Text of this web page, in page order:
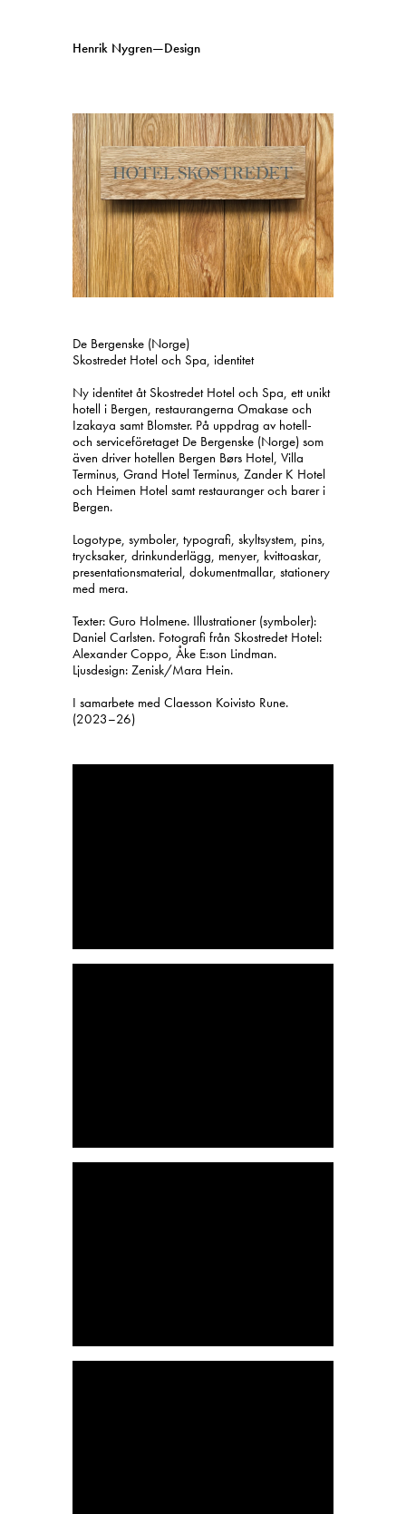
Henrik Nygren—Design
Projekt Information
1991–2026 A–Ö Pågående Sök
Svenska English
De Bergenske (Norge)
Skostredet Hotel och Spa, identitet
Ny identitet åt Skostredet Hotel och Spa, ett unikt
hotell i Bergen, restaurangerna Omakase och
Izakaya samt Blomster. På uppdrag av hotell-
och serviceföretaget De Bergenske (Norge) som
även driver hotellen Bergen Børs Hotel, Villa
Terminus, Grand Hotel Terminus, Zander K Hotel
och Heimen Hotel samt restauranger och barer i
Bergen.
Logotype, symboler, typografi, skyltsystem, pins,
trycksaker, drinkunderlägg, menyer, kvittoaskar,
presentationsmaterial, dokumentmallar, stationery
med mera.
Texter: Guro Holmene. Illustrationer (symboler):
Daniel Carlsten. Fotografi från Skostredet Hotel:
Alexander Coppo, Åke E:son Lindman.
Ljusdesign: Zenisk/Mara Hein.
I samarbete med Claesson Koivisto Rune.
(2023–26)